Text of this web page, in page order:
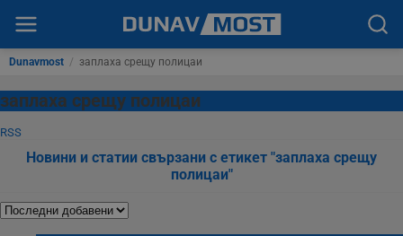
Dunavmost / заплаха срещу полицаи
заплаха срещу полицаи
RSS
Новини и статии свързани с етикет "заплаха срещу
полицаи"